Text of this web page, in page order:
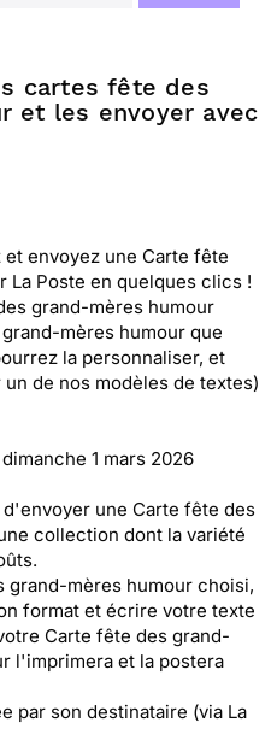
cartes fête des
et les envoyer avec
envoyez une Carte fête
La Poste en quelques clics !
grand-mères humour
mères humour que
la personnaliser, et
de nos modèles de textes)
dimanche 1 mars 2026
une Carte fête des
collection dont la variété
grand-mères humour choisi,
format et écrire votre texte
Carte fête des grand-
l'imprimera et la postera
par son destinataire (via La